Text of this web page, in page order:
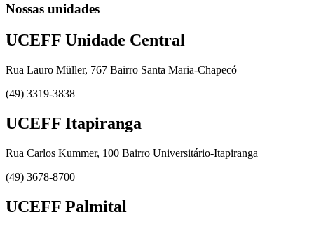
Nossas unidades
UCEFF Unidade Central
Rua Lauro Müller, 767 Bairro Santa Maria-Chapecó
(49) 3319-3838
UCEFF Itapiranga
Rua Carlos Kummer, 100 Bairro Universitário-Itapiranga
(49) 3678-8700
UCEFF Palmital